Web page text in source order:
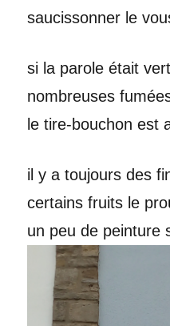
saucissonner le
si la parole était
nombreuses
le tire-bouchon est
il y a toujours des
certains fruits le
un peu de peinture